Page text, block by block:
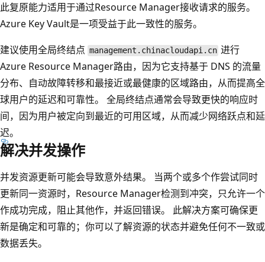
此复原能力适用于通过Resource Manager接收请求的服务。
Azure Key Vault是一项受益于此一致性的服务。
建议使用全局终结点 management.chinacloudapi.cn 进行
Azure Resource Manager路由，因为它支持基于 DNS 的流量
分布、自动故障转移和最接近或最健康的区域路由，从而提高全
球用户的延迟和可靠性。 全局终结点通常会导致更快的响应时
间，因为用户被定向到最近的可用区域，从而减少网络跃点和延
迟。
解决并发操作
并发资源更新可能会导致意外结果。 当两个或多个作尝试同时
更新同一资源时，Resource Manager检测到冲突，只允许一个
作成功完成，阻止其他作，并返回错误。 此解决方案可确保更
新是确定和可靠的；你可以了解资源的状态并避免任何不一致或
数据丢失。